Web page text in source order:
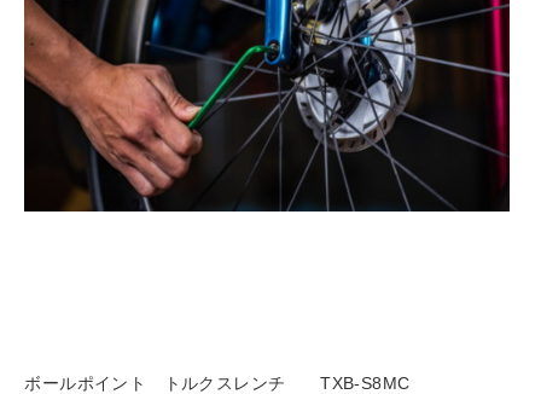
ボールポイント トルクスレンチ TXB-S8MC